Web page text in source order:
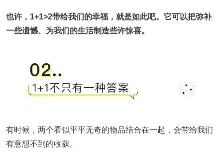
也许，1+1>2带给我们的幸福，就是如此吧。它可以把弥补
一些遗憾、为我们的生活制造些许惊喜。
有时候，两个看似平平无奇的物品结合在一起，会带给我们
有意想不到的收获。